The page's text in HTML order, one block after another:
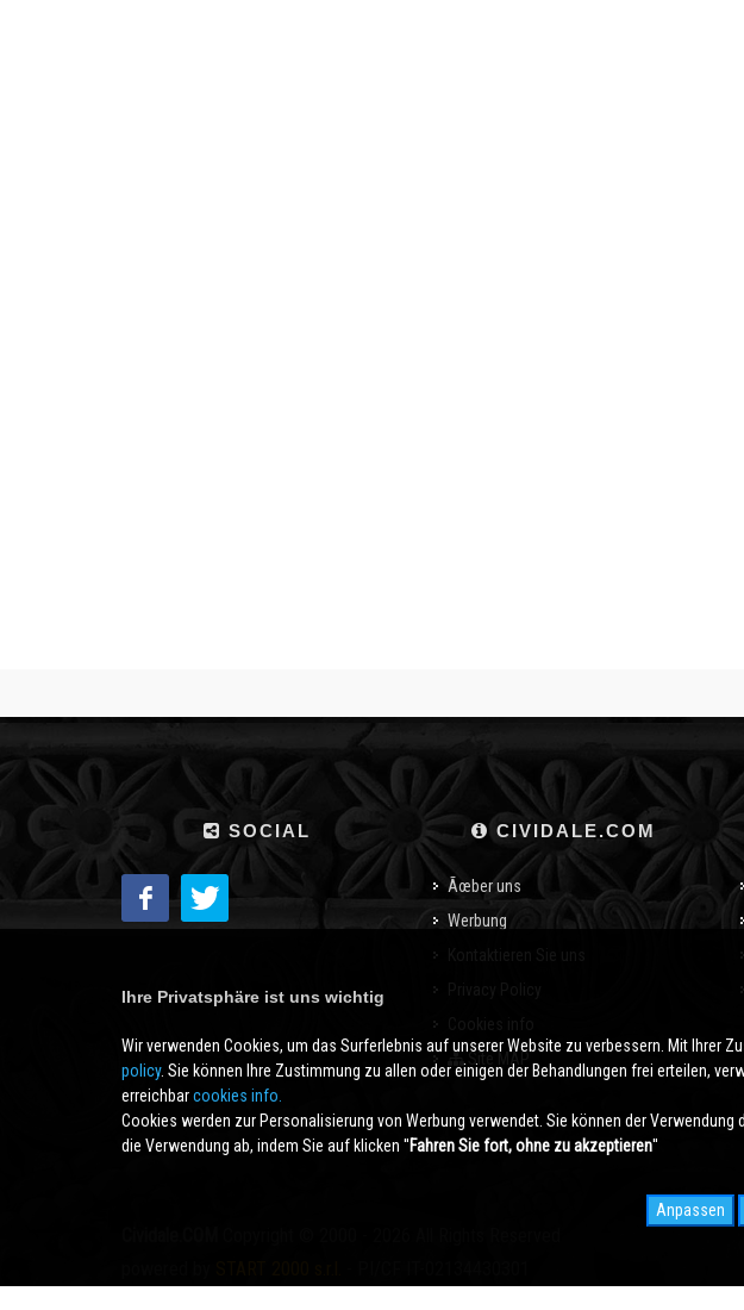
SOCIAL CIVIDALE.COM
Ãœber uns
Werbung
Ihre Privatsphäre ist uns wichtig
Wir verwenden Cookies, um das Surferlebnis auf unserer Website zu verbessern. Mit Ihrer
policy. Sie können Ihre Zustimmung zu allen oder einigen der Behandlungen frei erteilen,
erreichbarcookies info.
Cookies werden zur Personalisierung von Werbung verwendet. Sie können der
die Verwendung ab, indem Sie auf klicken ''Fahren Sie fort, ohne zu akzeptieren''
Anpassen